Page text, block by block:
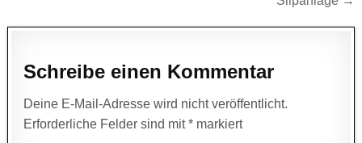
Schreibe einen Kommentar
Deine E-Mail-Adresse wird nicht veröffentlicht.
Erforderliche Felder sind mit* markiert